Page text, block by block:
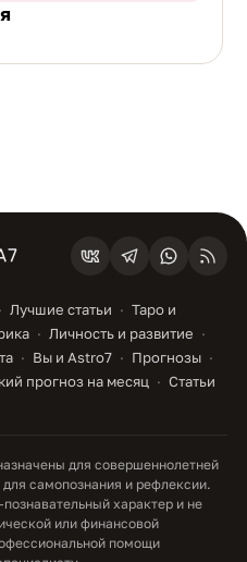
Лучшие статьи
Таро и
Личность и развитие
Вы и Astro7
Прогнозы
прогноз на месяц
Статьи
для совершеннолетней
самопознания и рефлексии.
характер и не
или финансовой
помощи